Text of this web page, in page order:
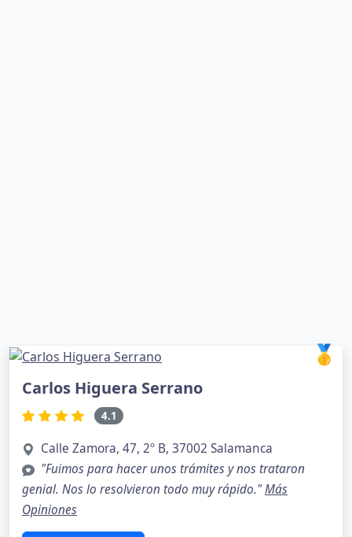
🥇
Carlos Higuera Serrano
4.1
Calle Zamora, 47, 2º B, 37002 Salamanca
"Fuimos para hacer unos trámites y nos trataron
genial. Nos lo resolvieron todo muy rápido."Más
Opiniones